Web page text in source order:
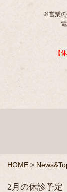
※営業の
【
HOME >
2月の休診予定